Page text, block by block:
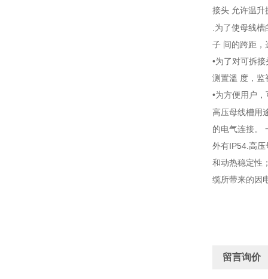
接头 允许温升
.为了使母线
子 间的跨距，
•为了对可拆
测置溫 度，监
•为方便用户
高压母线槽用
的电气连接。
外有IP54.高
和动热稳定性
缆所带来的因
留言询价